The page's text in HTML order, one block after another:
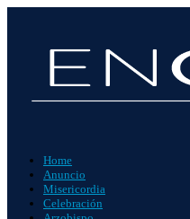
Home
Anuncio
Misericordia
Celebración